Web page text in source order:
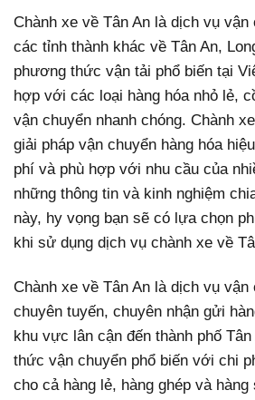
Chành xe về Tân An là dịch vụ
các tỉnh thành khác về Tân An,
phương thức vận tải phổ biến tại
hợp với các loại hàng hóa nhỏ lẻ,
vận chuyển nhanh chóng. Chành
giải pháp vận chuyển hàng hóa
phí và phù hợp với nhu cầu của
những thông tin và kinh nghiệm
này, hy vọng bạn sẽ có lựa chọn
khi sử dụng dịch vụ chành xe về
Chành xe về Tân An là dịch vụ vận
chuyên tuyến, chuyên nhận gửi
khu vực lân cận đến thành phố
thức vận chuyển phổ biến với chi
cho cả hàng lẻ, hàng ghép và